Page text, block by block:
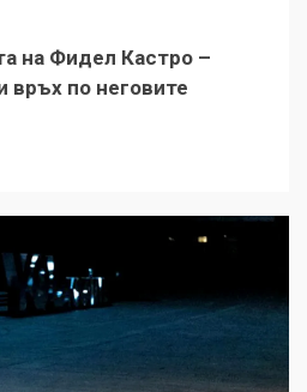
на Фидел Кастро –
връх по неговите